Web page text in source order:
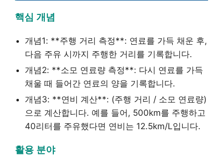
핵심 개념
개념1: **주행 거리 측정**: 연료를 가득 채운 후,
다음 주유 시까지 주행한 거리를 기록합니다.
개념2: **소모 연료량 측정**: 다시 연료를 가득
채울 때 들어간 연료의 양을 기록합니다.
개념3: **연비 계산**: (주행 거리 / 소모 연료량)
으로 계산합니다. 예를 들어, 500km를 주행하고
40리터를 주유했다면 연비는 12.5km/L입니다.
활용 분야